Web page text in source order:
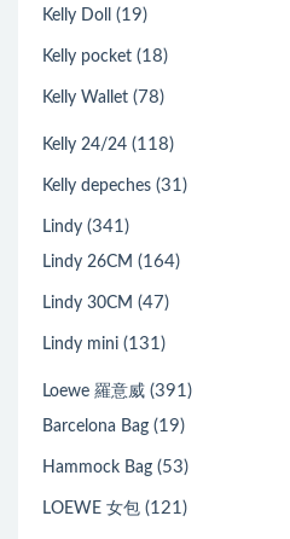
Kelly Doll (19)
Kelly pocket (18)
Kelly Wallet (78)
Kelly 24/24 (118)
Kelly depeches (31)
Lindy (341)
Lindy 26CM (164)
Lindy 30CM (47)
Lindy mini (131)
Loewe 羅意威 (391)
Barcelona Bag (19)
Hammock Bag (53)
LOEWE 女包 (121)